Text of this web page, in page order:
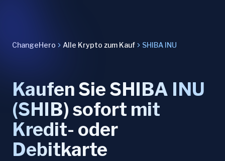
ChangeHero Alle Krypto zum Kauf SHIBA INU
Kaufen Sie SHIBA INU
(SHIB) sofort mit
Kredit- oder
Debitkarte